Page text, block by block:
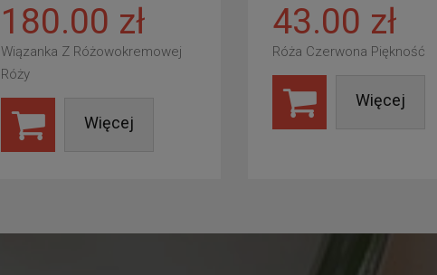
180.00 zł
Wiązanka Z Różowokremowej
Róży
Więcej
43.00 zł
Róża Czerwona Piękność
Więcej